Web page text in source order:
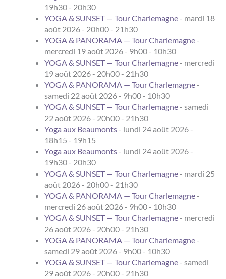
19h30 - 20h30
YOGA & SUNSET — Tour Charlemagne- mardi 18
août 2026 - 20h00 - 21h30
YOGA & PANORAMA — Tour Charlemagne-
mercredi 19 août 2026 - 9h00 - 10h30
YOGA & SUNSET — Tour Charlemagne- mercredi
19 août 2026 - 20h00 - 21h30
YOGA & PANORAMA — Tour Charlemagne-
samedi 22 août 2026 - 9h00 - 10h30
YOGA & SUNSET — Tour Charlemagne- samedi
22 août 2026 - 20h00 - 21h30
Yoga aux Beaumonts- lundi 24 août 2026 -
18h15 - 19h15
Yoga aux Beaumonts- lundi 24 août 2026 -
19h30 - 20h30
YOGA & SUNSET — Tour Charlemagne- mardi 25
août 2026 - 20h00 - 21h30
YOGA & PANORAMA — Tour Charlemagne-
mercredi 26 août 2026 - 9h00 - 10h30
YOGA & SUNSET — Tour Charlemagne- mercredi
26 août 2026 - 20h00 - 21h30
YOGA & PANORAMA — Tour Charlemagne-
samedi 29 août 2026 - 9h00 - 10h30
YOGA & SUNSET — Tour Charlemagne- samedi
29 août 2026 - 20h00 - 21h30